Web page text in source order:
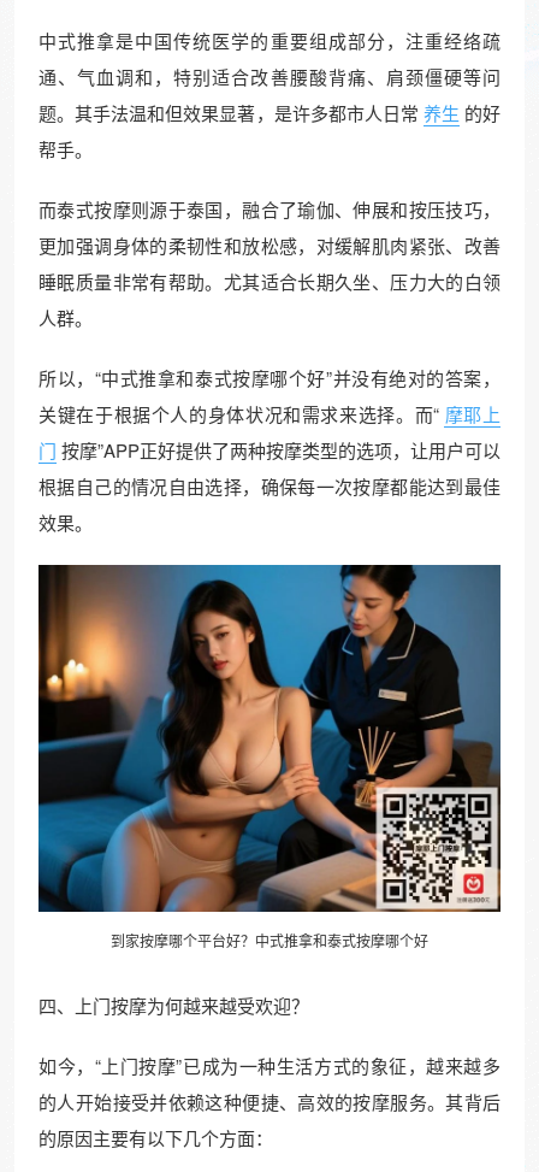
中式推拿是中国传统医学的重要组成部分，注重经络疏
通、气血调和，特别适合改善腰酸背痛、肩颈僵硬等问
题。其手法温和但效果显著，是许多都市人日常 养生 的好
帮手。
而泰式按摩则源于泰国，融合了瑜伽、伸展和按压技巧，
更加强调身体的柔韧性和放松感，对缓解肌肉紧张、改善
睡眠质量非常有帮助。尤其适合长期久坐、压力大的白领
人群。
所以，“中式推拿和泰式按摩哪个好”并没有绝对的答案，
关键在于根据个人的身体状况和需求来选择。而“ 摩耶上
门 按摩”APP正好提供了两种按摩类型的选项，让用户可以
根据自己的情况自由选择，确保每一次按摩都能达到最佳
效果。
到家按摩哪个平台好？中式推拿和泰式按摩哪个好
四、上门按摩为何越来越受欢迎？
如今，“上门按摩”已成为一种生活方式的象征，越来越多
的人开始接受并依赖这种便捷、高效的按摩服务。其背后
的原因主要有以下几个方面：